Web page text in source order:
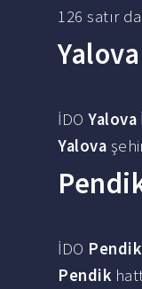
126 satır
İDOYalova
Yalova
İDO Pendik
Pendik